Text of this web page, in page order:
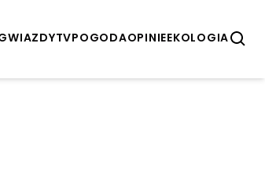
TVPOGODAOPINIEEKOLOGIA